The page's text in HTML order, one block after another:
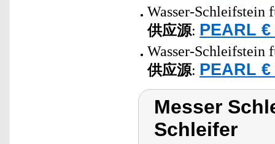
Wasser-Schleifstein
供应源: PEARL €
Wasser-Schleifstein
供应源: PEARL €
Messer
Schleifer